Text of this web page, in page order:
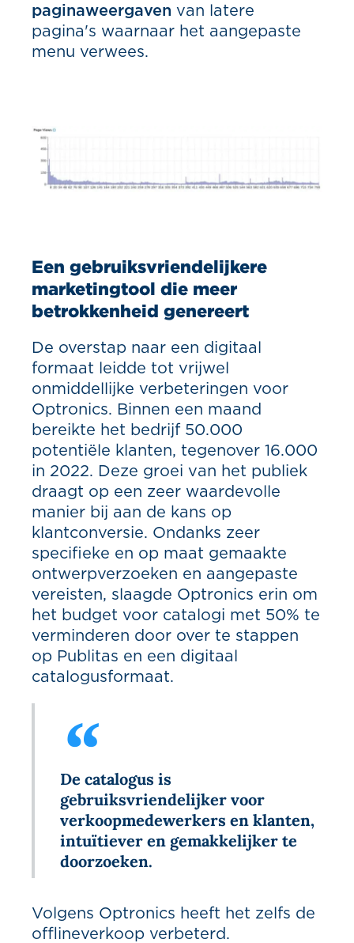
paginaweergaven van latere
pagina's waarnaar het aangepaste
menu verwees.
Een gebruiksvriendelijkere
marketingtool die meer
betrokkenheid genereert
De overstap naar een digitaal
formaat leidde tot vrijwel
onmiddellijke verbeteringen voor
Optronics. Binnen een maand
bereikte het bedrijf 50.000
potentiële klanten, tegenover 16.000
in 2022. Deze groei van het publiek
draagt op een zeer waardevolle
manier bij aan de kans op
klantconversie. Ondanks zeer
specifieke en op maat gemaakte
ontwerpverzoeken en aangepaste
vereisten, slaagde Optronics erin om
het budget voor catalogi met 50% te
verminderen door over te stappen
op Publitas en een digitaal
catalogusformaat.
De catalogus is
gebruiksvriendelijker voor
verkoopmedewerkers en klanten,
intuïtiever en gemakkelijker te
doorzoeken.
Volgens Optronics heeft het zelfs de
offlineverkoop verbeterd.